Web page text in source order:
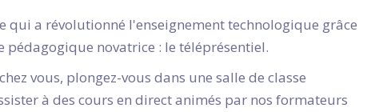
qui a révolutionné l'enseignement technologique grâce
pédagogique novatrice : le téléprésentiel.
vous, plongez-vous dans une salle de classe
à des cours en direct animés par nos formateurs